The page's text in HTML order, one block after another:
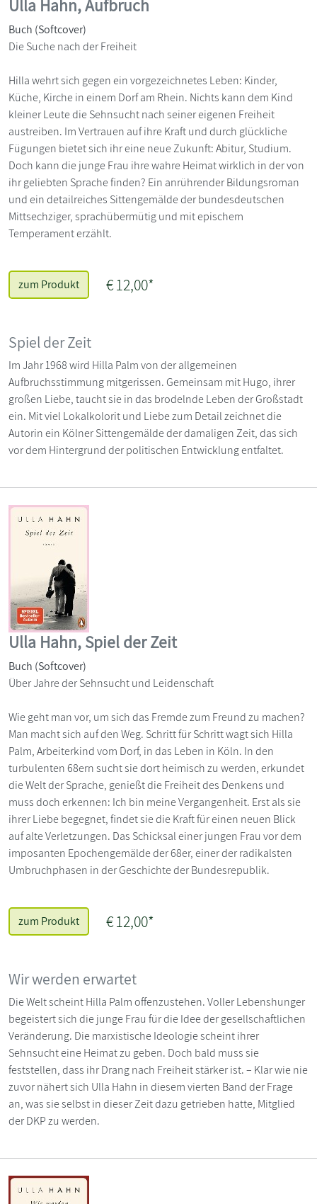
Ulla Hahn, Aufbruch
Buch (Softcover)
Die Suche nach der Freiheit
Hilla wehrt sich gegen ein vorgezeichnetes Leben: Kinder,
Küche, Kirche in einem Dorf am Rhein. Nichts kann dem Kind
kleiner Leute die Sehnsucht nach seiner eigenen Freiheit
austreiben. Im Vertrauen auf ihre Kraft und durch glückliche
Fügungen bietet sich ihr eine neue Zukunft: Abitur, Studium.
Doch kann die junge Frau ihre wahre Heimat wirklich in der von
ihr geliebten Sprache finden? Ein anrührender Bildungsroman
und ein detailreiches Sittengemälde der bundesdeutschen
Mittsechziger, sprachübermütig und mit epischem
Temperament erzählt.
zum Produkt € 12,00*
Spiel der Zeit
Im Jahr 1968 wird Hilla Palm von der allgemeinen
Aufbruchsstimmung mitgerissen. Gemeinsam mit Hugo, ihrer
großen Liebe, taucht sie in das brodelnde Leben der Großstadt
ein. Mit viel Lokalkolorit und Liebe zum Detail zeichnet die
Autorin ein Kölner Sittengemälde der damaligen Zeit, das sich
vor dem Hintergrund der politischen Entwicklung entfaltet.
Ulla Hahn, Spiel der Zeit
Buch (Softcover)
Über Jahre der Sehnsucht und Leidenschaft
Wie geht man vor, um sich das Fremde zum Freund zu machen?
Man macht sich auf den Weg. Schritt für Schritt wagt sich Hilla
Palm, Arbeiterkind vom Dorf, in das Leben in Köln. In den
turbulenten 68ern sucht sie dort heimisch zu werden, erkundet
die Welt der Sprache, genießt die Freiheit des Denkens und
muss doch erkennen: Ich bin meine Vergangenheit. Erst als sie
ihrer Liebe begegnet, findet sie die Kraft für einen neuen Blick
auf alte Verletzungen. Das Schicksal einer jungen Frau vor dem
imposanten Epochengemälde der 68er, einer der radikalsten
Umbruchphasen in der Geschichte der Bundesrepublik.
zum Produkt € 12,00*
Wir werden erwartet
Die Welt scheint Hilla Palm offenzustehen. Voller Lebenshunger
begeistert sich die junge Frau für die Idee der gesellschaftlichen
Veränderung. Die marxistische Ideologie scheint ihrer
Sehnsucht eine Heimat zu geben. Doch bald muss sie
feststellen, dass ihr Drang nach Freiheit stärker ist. – Klar wie nie
zuvor nähert sich Ulla Hahn in diesem vierten Band der Frage
an, was sie selbst in dieser Zeit dazu getrieben hatte, Mitglied
der DKP zu werden.